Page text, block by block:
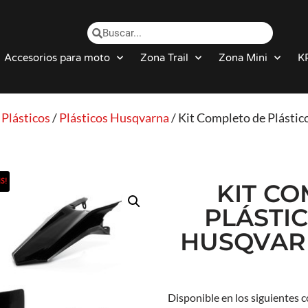
Accesorios para moto Zona Trail Zona Mini
Plásticos/Plásticos Husqvarna/ Kit Completo de
KIT
Disponible en los siguientes